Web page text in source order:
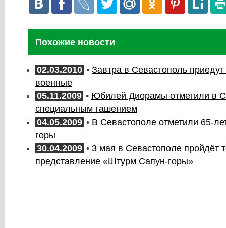
Похожие новости
02.03.2010 • Завтра в Севастополь приедут
военные
05.11.2009 • Юбилей Диорамы отметили в
специальным гашением
04.05.2009 • В Севастополе отметили 65-
горы
30.04.2009 • 3 мая в Севастополе пройдёт
представление «Штурм Сапун-горы»